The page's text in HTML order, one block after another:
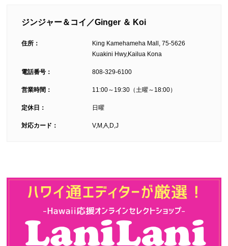
ジンジャー＆コイ／Ginger ＆ Koi
住所：
King Kamehameha Mall, 75-5626
Kuakini Hwy,Kailua Kona
電話番号： 808-329-6100
営業時間： 11:00～19:30（土曜～18:00）
定休日： 日曜
対応カード： V,M,A,D,J